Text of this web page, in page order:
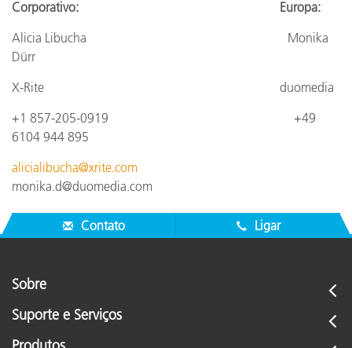
Corporativo: Europa:
Alicia Libucha Monika
Dürr
X-Rite duomedia
+1 857-205-0919 +49
6104 944 895
alicialibucha@xrite.com
monika.d@duomedia.com
Contato Ligar
Sobre
Suporte e Serviços